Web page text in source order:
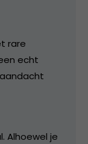
rare
echt
Alhoewel je